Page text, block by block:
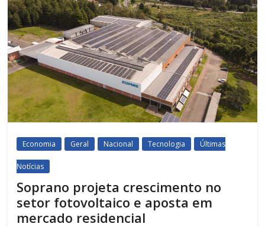
Economia Geral Nacional Tecnologia Últimas
Notícias
Soprano projeta crescimento no
setor fotovoltaico e aposta em
mercado residencial